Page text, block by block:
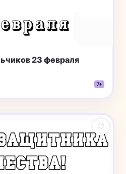
23 февраля
7+
♡